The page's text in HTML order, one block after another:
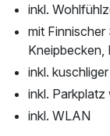
inkl.
mit
Kneipbecken,
inkl.
inkl.
inkl. WLAN